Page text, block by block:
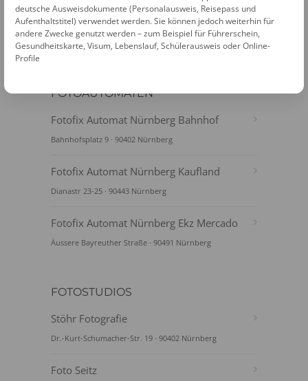
FOTOAUTOMATEN
Fotofix Automat Nürnberg Bahnhof
Bahnhofsplatz 9 · 90402 Nürnberg
Fotofix Automat Nürnberg Kaufland
Dianastr 23-25 · 90443 Nürnberg
Fotofix Automat Nürnberg Ekz Mercado
Äussere Bayreuther Straße · 90491 Nürnberg
FOTOSTUDIOS
Stöhr Fotografie
Dr.-Kurt-Schumacher-Str. 19 · 90402 Nürnberg
Foto Seitz
deutsche Ausweisdokumente (Personalausweis, Reisepass und
Aufenthaltstitel) verwendet werden. Sie können jedoch weiterhin für
andere Zwecke genutzt werden – zum Beispiel für Führerschein,
Gesundheitskarte, Visum, Lebenslauf, Schülerausweis oder Online-
Profile